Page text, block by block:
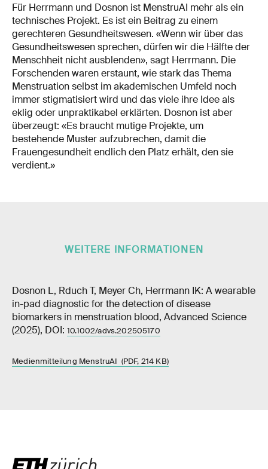
Für Herrmann und Dosnon ist MenstruAI mehr als ein
technisches Projekt. Es ist ein Beitrag zu einem
gerechteren Gesundheitswesen. «Wenn wir über das
Gesundheitswesen sprechen, dürfen wir die Hälfte der
Menschheit nicht ausblenden», sagt Herrmann. Die
Forschenden waren erstaunt, wie stark das Thema
Menstruation selbst im akademischen Umfeld noch
immer stigmatisiert wird und das viele ihre Idee als
eklig oder unpraktikabel erklärten. Dosnon ist aber
überzeugt: «Es braucht mutige Projekte, um
bestehende Muster aufzubrechen, damit die
Frauengesundheit endlich den Platz erhält, den sie
verdient.»
WEITERE INFORMATIONEN
Dosnon L, Rduch T, Meyer Ch, Herrmann IK: A wearable
in-pad diagnostic for the detection of disease
biomarkers in menstruation blood, Advanced Science
(2025), DOI: 10.1002/advs.202505170
Medienmitteilung MenstruAI (PDF, 214 KB)